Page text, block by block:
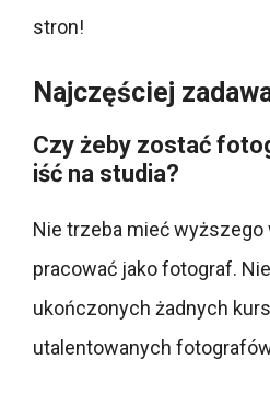
stron!
Najczęściej
Czy żeby zostać
iść na studia?
Nie trzeba mieć wyższego
pracować jako fotograf.
ukończonych żadnych
utalentowanych